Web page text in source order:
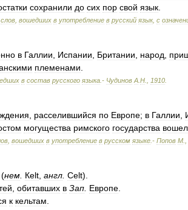
сохранили до сих пор свой язык
слов вошедших в употребление в русский язык, с
в Галлии Испании Британии народ
племенами
в состав русского языка .- Чудинов А Н 1910
расселившийся по Европе; в Галлии
могущества римского государства вошел
вошедших в употребление в русском языке .- Попов М
(нем Кеlt англ Celt).
обитавших в Зап Европе
к кельтам